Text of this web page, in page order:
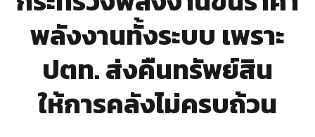
พลังงานทั้งระบบ เพราะ
ปตท. ส่งคืนทรัพย์สิน
ให้การคลังไม่ครบถ้วน